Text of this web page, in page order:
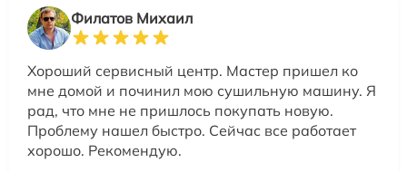
Филатов Михаил
Хороший сервисный центр. Мастер пришел ко
мне домой и починил мою сушильную машину. Я
рад, что мне не пришлось покупать новую.
Проблему нашел быстро. Сейчас все работает
хорошо. Рекомендую.